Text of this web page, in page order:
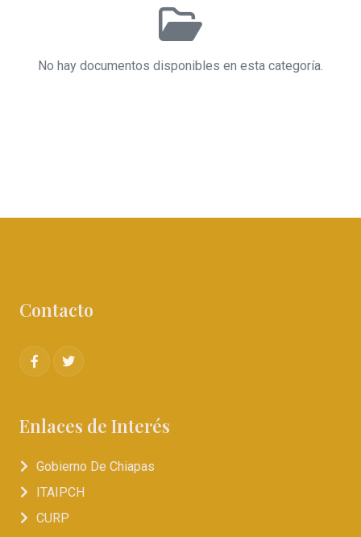
No hay documentos disponibles en esta categoría.
Contacto
Enlaces de Interés
Gobierno De Chiapas
ITAIPCH
CURP